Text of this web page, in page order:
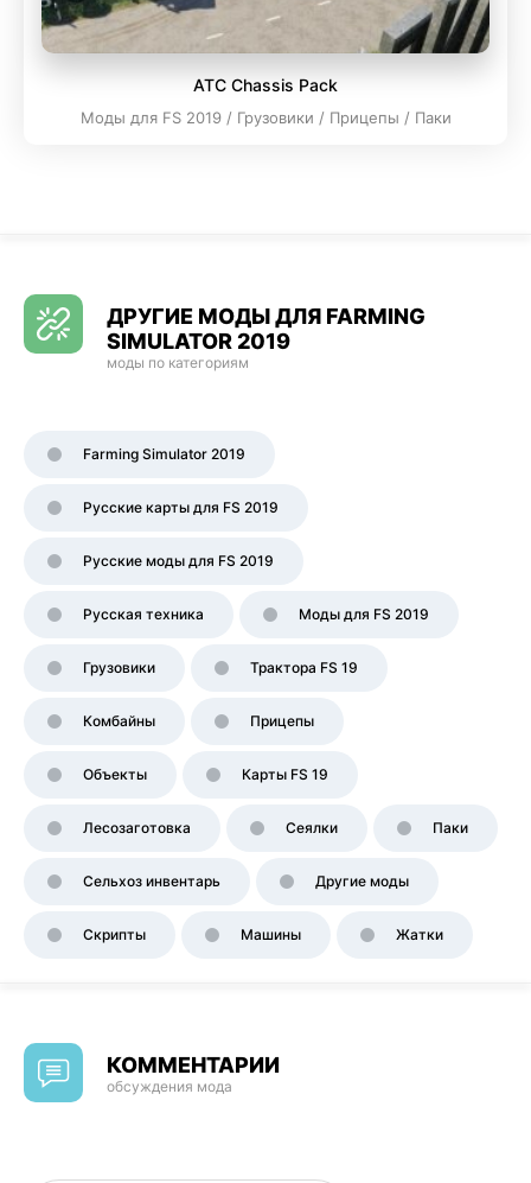
ATC Chassis Pack
Моды для FS 2019 / Грузовики / Прицепы / Паки
ДРУГИЕ МОДЫ ДЛЯ FARMING
SIMULATOR 2019
моды по категориям
Farming Simulator 2019
Русские карты для FS 2019
Русские моды для FS 2019
Русская техника Моды для FS 2019
Грузовики Трактора FS 19
Комбайны Прицепы
Объекты Карты FS 19
Лесозаготовка Сеялки Паки
Сельхоз инвентарь Другие моды
Скрипты Машины Жатки
КОММЕНТАРИИ
обсуждения мода